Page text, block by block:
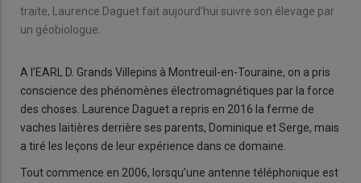
traite, Laurence Daguet fait aujourd’hui suivre son élevage par
un géobiologue.
A l’EARL D. Grands Villepins à Montreuil-en-Touraine, on a pris
conscience des phénomènes électromagnétiques par la force
des choses. Laurence Daguet a repris en 2016 la ferme de
vaches laitières derrière ses parents, Dominique et Serge, mais
a tiré les leçons de leur expérience dans ce domaine.
Tout commence en 2006, lorsqu’une antenne téléphonique est